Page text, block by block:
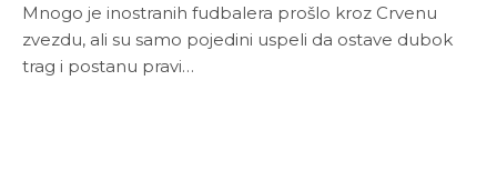
Mnogo je inostranih fudbalera prošlo kroz Crvenu
zvezdu, ali su samo pojedini uspeli da ostave dubok
trag i postanu pravi…